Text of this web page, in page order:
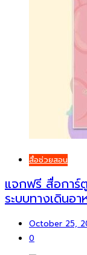
สื่อช่วยสอน
แจกฟรี สื่อการ์
ระบบทางเดินอ
October 25,
0